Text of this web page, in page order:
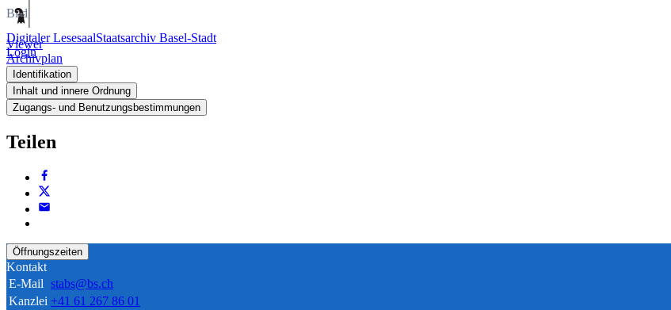
Digitaler LesesaalStaatsarchiv Basel-Stadt
Login
Bild
Viewer
Archivplan
Identifikation
Inhalt und innere Ordnung
Zugangs- und Benutzungsbestimmungen
Teilen
Öffnungszeiten
Kontakt
E-Mail stabs@bs.ch
Kanzlei +41 61 267 86 01